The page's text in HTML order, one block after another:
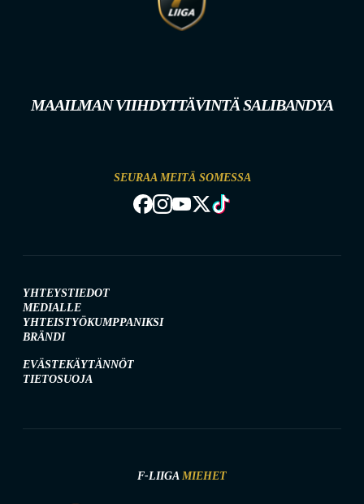
MAAILMAN VIIHDYTTÄVINTÄ SALIBANDYA
SEURAA MEITÄ SOMESSA
YHTEYSTIEDOT
MEDIALLE
YHTEISTYÖKUMPPANIKSI
BRÄNDI
EVÄSTEKÄYTÄNNÖT
TIETOSUOJA
F-LIIGA MIEHET